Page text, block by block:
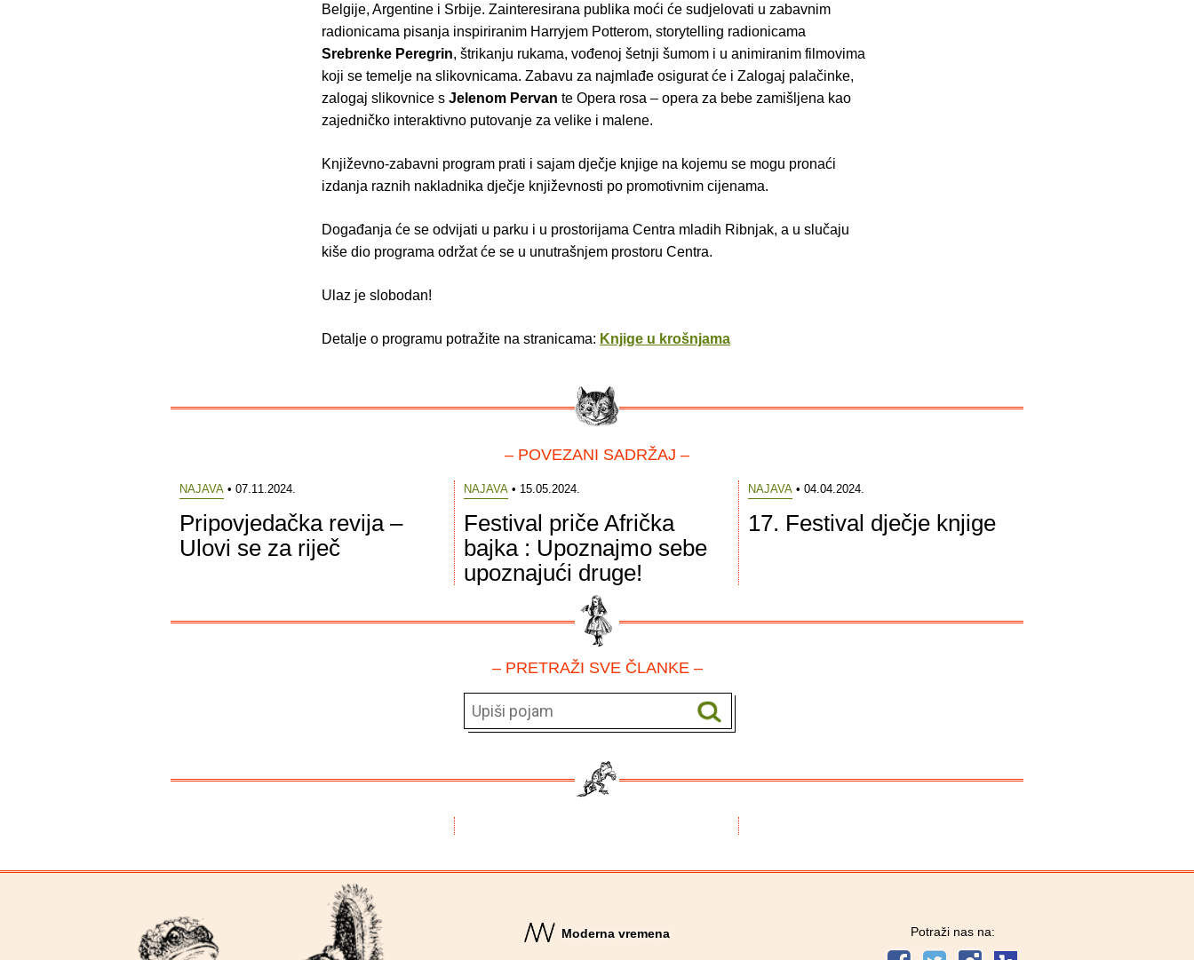
Belgije, Argentine i Srbije. Zainteresirana publika moći će sudjelovati u zabavnim
radionicama pisanja inspiriranim Harryjem Potterom, storytelling radionicama
Srebrenke Peregrin, štrikanju rukama, vođenoj šetnji šumom i u animiranim filmovima
koji se temelje na slikovnicama. Zabavu za najmlađe osigurat će i Zalogaj palačinke,
zalogaj slikovnice s Jelenom Pervan te Opera rosa – opera za bebe zamišljena kao
zajedničko interaktivno putovanje za velike i malene.
Književno-zabavni program prati i sajam dječje knjige na kojemu se mogu pronaći
izdanja raznih nakladnika dječje književnosti po promotivnim cijenama.
Događanja će se odvijati u parku i u prostorijama Centra mladih Ribnjak, a u slučaju
kiše dio programa održat će se u unutrašnjem prostoru Centra.
Ulaz je slobodan!
Detalje o programu potražite na stranicama: Knjige u krošnjama
– POVEZANI SADRŽAJ –
NAJAVA• 07.11.2024.
Pripovjedačka revija –
Ulovi se za riječ
NAJAVA• 15.05.2024.
Festival priče Afrička
bajka : Upoznajmo sebe
upoznajući druge!
NAJAVA• 04.04.2024.
17. Festival dječje knjige
– PRETRAŽI SVE ČLANKE –
Moderna vremena Potraži nas na: